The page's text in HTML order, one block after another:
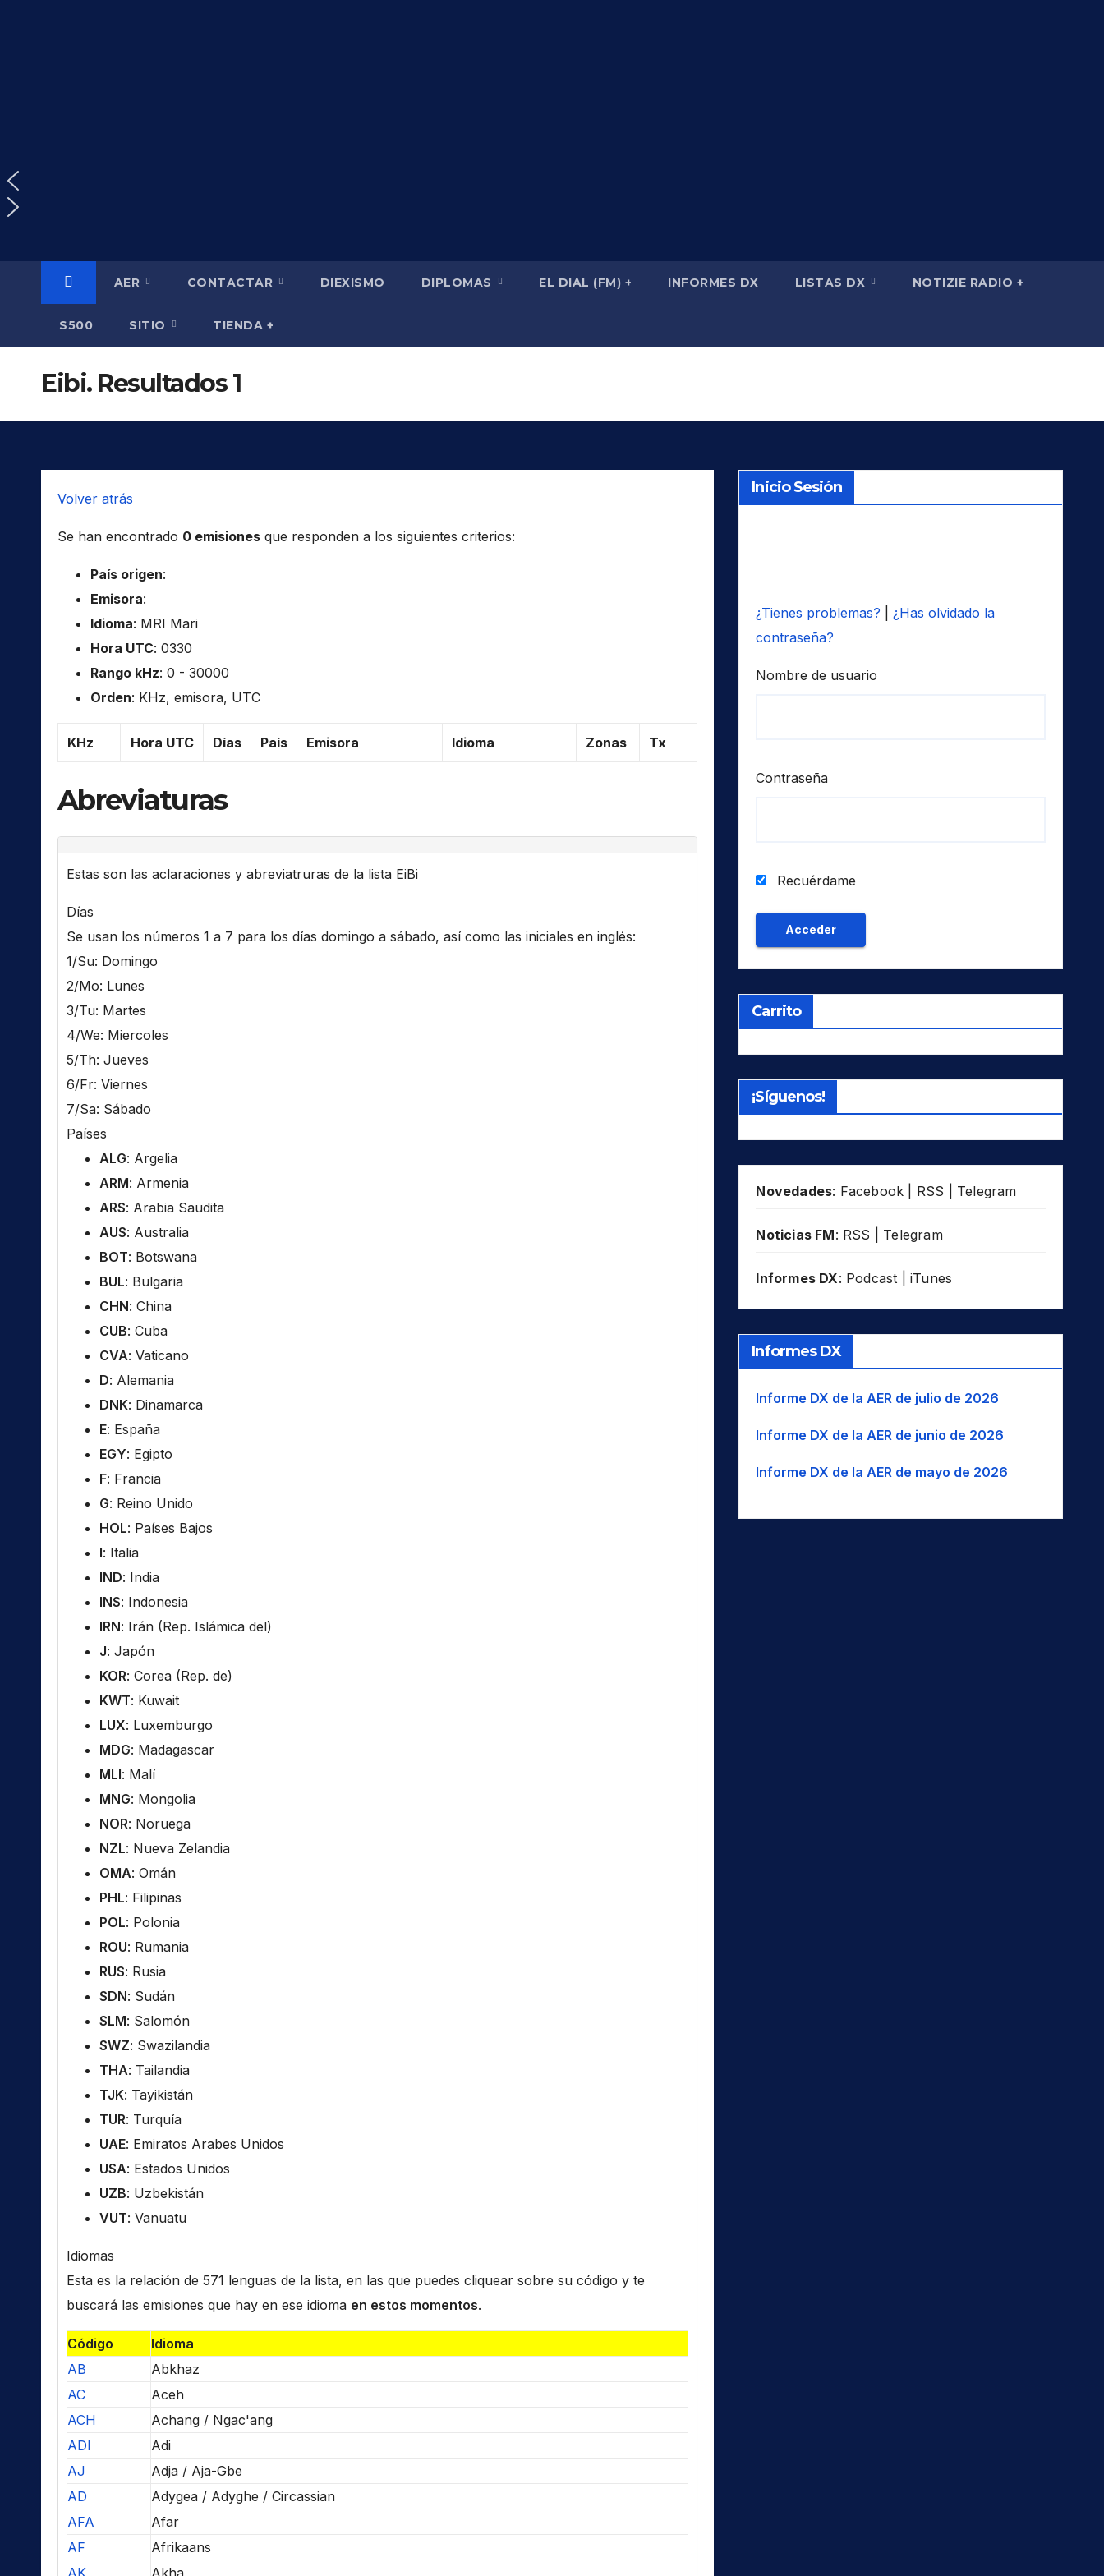
AER CONTACTAR DIEXISMO DIPLOMAS EL DIAL (FM) + INFORMES DX LISTAS DX NOTIZIE RADIO +
S500 SITIO TIENDA +
Eibi. Resultados 1
Volver atrás
Se han encontrado 0 emisiones que responden a los siguientes criterios:
País origen:
Emisora:
Idioma: MRI Mari
Hora UTC: 0330
Rango kHz: 0 - 30000
Orden: KHz, emisora, UTC
KHz Hora UTC Días País Emisora Idioma Zonas Tx
Abreviaturas
Estas son las aclaraciones y abreviatruras de la lista EiBi
Días
Se usan los números 1 a 7 para los días domingo a sábado, así como las iniciales en inglés:
1/Su: Domingo
2/Mo: Lunes
3/Tu: Martes
4/We: Miercoles
5/Th: Jueves
6/Fr: Viernes
7/Sa: Sábado
Países
ALG: Argelia
ARM: Armenia
ARS: Arabia Saudita
AUS: Australia
BOT: Botswana
BUL: Bulgaria
CHN: China
CUB: Cuba
CVA: Vaticano
D: Alemania
DNK: Dinamarca
E: España
EGY: Egipto
F: Francia
G: Reino Unido
HOL: Países Bajos
I: Italia
IND: India
INS: Indonesia
IRN: Irán (Rep. Islámica del)
J: Japón
KOR: Corea (Rep. de)
KWT: Kuwait
LUX: Luxemburgo
MDG: Madagascar
MLI: Malí
MNG: Mongolia
NOR: Noruega
NZL: Nueva Zelandia
OMA: Omán
PHL: Filipinas
POL: Polonia
ROU: Rumania
RUS: Rusia
SDN: Sudán
SLM: Salomón
SWZ: Swazilandia
THA: Tailandia
TJK: Tayikistán
TUR: Turquía
UAE: Emiratos Arabes Unidos
USA: Estados Unidos
UZB: Uzbekistán
VUT: Vanuatu
Idiomas
Esta es la relación de 571 lenguas de la lista, en las que puedes cliquear sobre su código y te
buscará las emisiones que hay en ese idioma en estos momentos.
Código
Idioma
AB
Abkhaz
AC
Aceh
ACH
Achang / Ngac'ang
ADI
Adi
AJ
Adja / Aja-Gbe
AD
Adygea / Adyghe / Circassian
AFA
Afar
AF
Afrikaans
Inicio Sesión
¿Tienes problemas?
¿Has olvidado la
contraseña?
Nombre de usuario
Contraseña
Recuérdame
Carrito
¡Síguenos!
Novedades: Facebook RSS Telegram
Noticias FM: RSS Telegram
Informes DX: Podcast iTunes
Informes DX
Informe DX de la AER de julio de 2026
Informe DX de la AER de junio de 2026
Informe DX de la AER de mayo de 2026